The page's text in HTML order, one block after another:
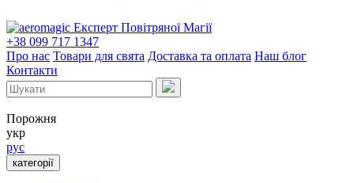
Експерт Повітряної Магії
+38 099 717 1347
Про нас Товари для свята Доставка та оплата Наш блог
Контакти
Порожня
укр
рус
категорії